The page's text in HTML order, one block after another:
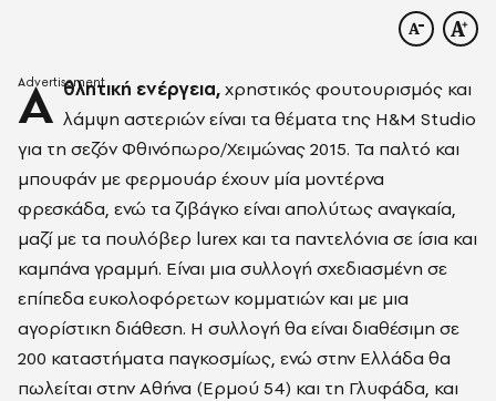
Α θλητική ενέργεια,χρηστικός φουτουρισμός και
λάμψη αστεριών είναι τα θέματα της H&M Studio
για τη σεζόν Φθινόπωρο/Χειμώνας 2015. Τα παλτό και
μπουφάν με φερμουάρ έχουν μία μοντέρνα
φρεσκάδα, ενώ τα ζιβάγκο είναι απολύτως αναγκαία,
μαζί με τα πουλόβερ lurex και τα παντελόνια σε ίσια και
καμπάνα γραμμή. Είναι μια συλλογή σχεδιασμένη σε
επίπεδα ευκολοφόρετων κομματιών και με μια
αγορίστικη διάθεση. Η συλλογή θα είναι διαθέσιμη σε
200 καταστήματα παγκοσμίως, ενώ στην Ελλάδα θα
πωλείται στην Αθήνα (Ερμού 54) και τη Γλυφάδα, και